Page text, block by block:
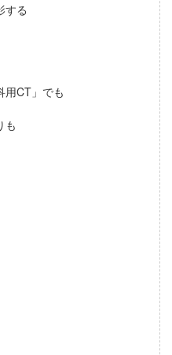
する
用CT」 でも
も